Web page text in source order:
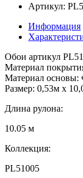
Артикул:
Информация
Обои артикул
Материал
Материал основы:
Размер: 0,53м x
Длина рулона:
10.05 м
Коллекция:
PL51005